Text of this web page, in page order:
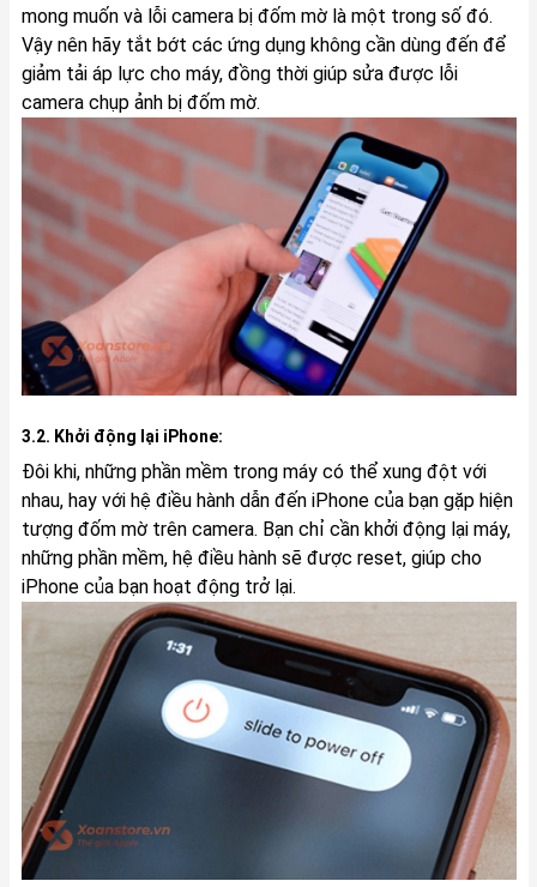
mong muốn và lỗi camera bị đốm mờ là một trong số đó.
Vậy nên hãy tắt bớt các ứng dụng không cần dùng đến để
giảm tải áp lực cho máy, đồng thời giúp sửa được lỗi
camera chụp ảnh bị đốm mờ.
3.2. Khởi động lại iPhone:
Đôi khi, những phần mềm trong máy có thể xung đột với
nhau, hay với hệ điều hành dẫn đến iPhone của bạn gặp hiện
tượng đốm mờ trên camera. Bạn chỉ cần khởi động lại máy,
những phần mềm, hệ điều hành sẽ được reset, giúp cho
iPhone của bạn hoạt động trở lại.